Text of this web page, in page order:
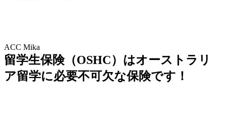
ACC Mika
留学生保険（OSHC）はオーストラリ
ア留学に必要不可欠な保険です！